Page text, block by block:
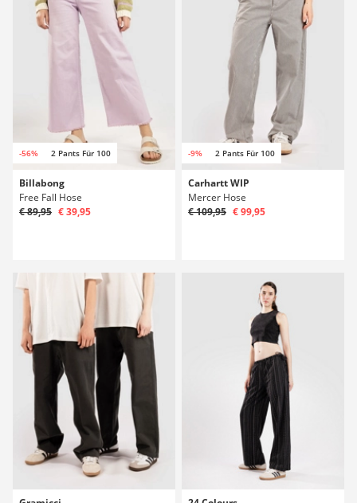
-56% 2 Pants Für 100
Billabong
Free Fall Hose
€ 89,95 € 39,95
-9% 2 Pants Für 100
Carhartt WIP
Mercer Hose
€ 109,95 € 99,95